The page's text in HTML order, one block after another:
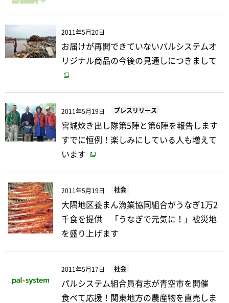
2011年5月20日
お届けが再開できていないパルシステムオ
リジナル商品の今後の見通しにつきまして
2011年5月19日 プレスリリース
宮城炊き出し隊第5陣と第6陣を報告します
すでに恒例！楽しみにしている人も増えて
います
2011年5月19日 社会
大隅地区養まん漁業協同組合がうなぎ1万2
千食を提供 「うなぎで元気に！」被災地
を盛り上げます
2011年5月17日 社会
パルシステム組合員有志が青空市を開催
食べて応援！関東地方の農産物を直売しま